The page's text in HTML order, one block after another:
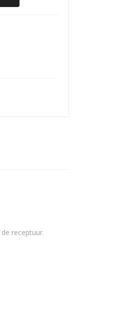
receptuur.